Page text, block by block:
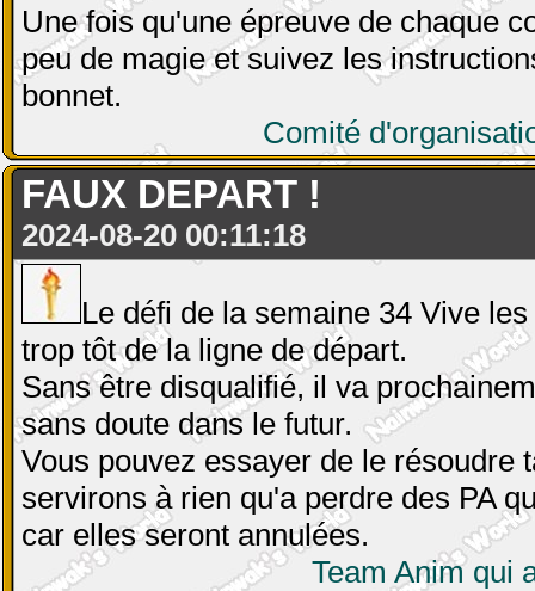
Une fois qu'une épreuve de chaque
peu de magie et suivez les
bonnet.
Comité
FAUX DEPART !
2024-08-20 00:11:18
Le défi de la semaine 34 Vive
trop tôt de la ligne de départ.
Sans être disqualifié, il va
sans doute dans le futur.
Vous pouvez essayer de le résoudre
servirons à rien qu'a perdre des PA
car elles seront annulées.
Team Anim